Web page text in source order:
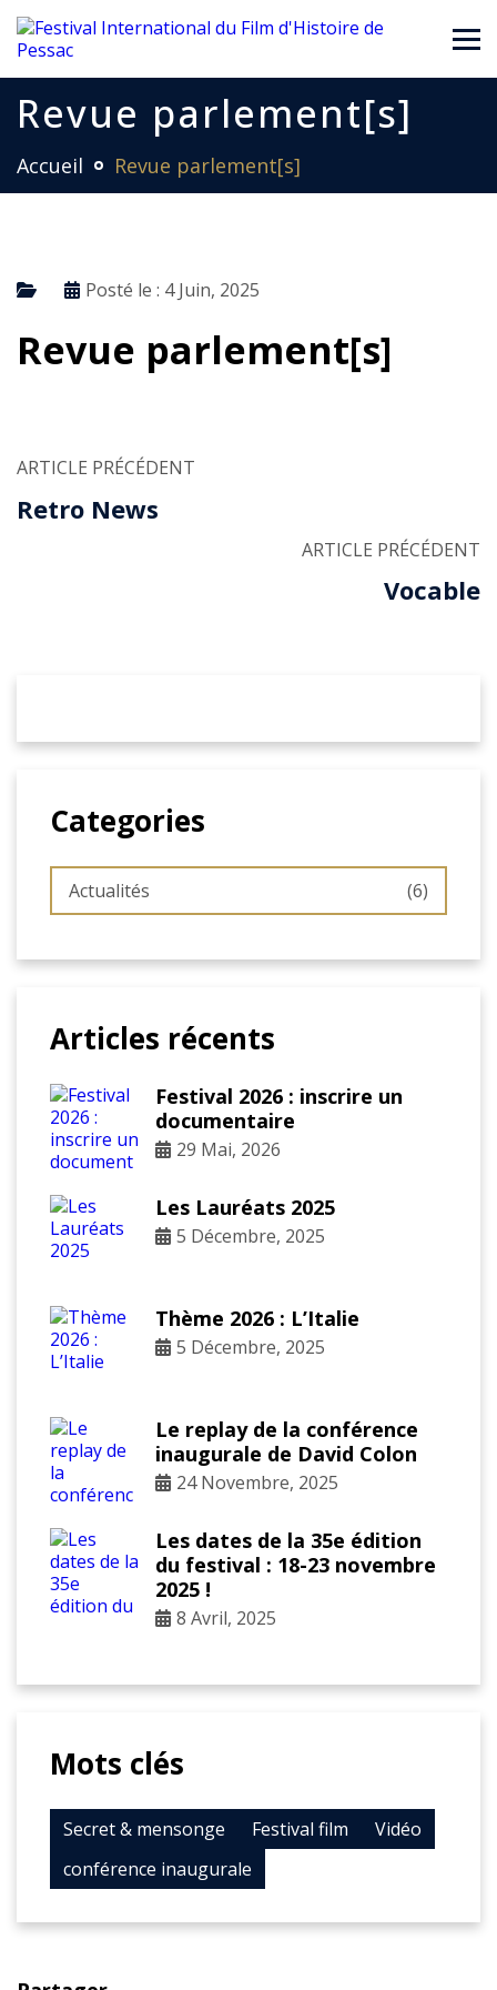
Revue parlement[s]
Accueil Revue parlement[s]
Posté le : 4 Juin, 2025
Revue parlement[s]
ARTICLE PRÉCÉDENT
Retro News
ARTICLE PRÉCÉDENT
Vocable
Categories
Actualités (6)
Articles récents
Festival 2026 : inscrire un
documentaire
29 Mai, 2026
Les Lauréats 2025
5 Décembre, 2025
Thème 2026 : L’Italie
5 Décembre, 2025
Le replay de la conférence
inaugurale de David Colon
24 Novembre, 2025
Les dates de la 35e édition
du festival : 18-23 novembre
2025 !
8 Avril, 2025
Mots clés
Secret & mensonge Festival film
Vidéo
conférence inaugurale